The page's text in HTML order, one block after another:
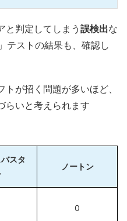
と判定してしまう 誤検出な
テストの結果も、確認し
が招く問題が多いほど、
らいと考えられます
スタ
ノートン
0